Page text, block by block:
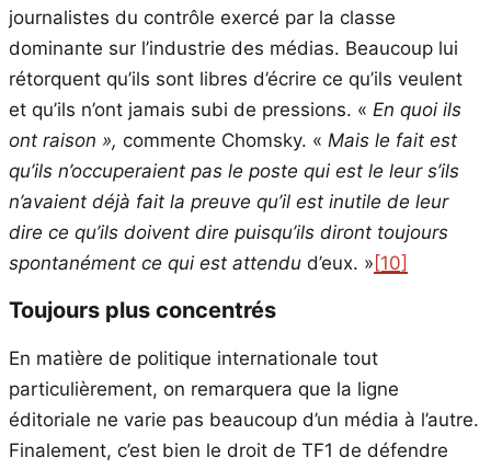
journalistes du contrôle exercé par la classe
dominante sur l’industrie des médias. Beaucoup lui
rétorquent qu’ils sont libres d’écrire ce qu’ils veulent
et qu’ils n’ont jamais subi de pressions. « En quoi ils
ont raison », commente Chomsky. « Mais le fait est
qu’ils n’occuperaient pas le poste qui est le leur s’ils
n’avaient déjà fait la preuve qu’il est inutile de leur
dire ce qu’ils doivent dire puisqu’ils diront toujours
spontanément ce qui est attendu d’eux. » [10]
Toujours plus concentrés
En matière de politique internationale tout
particulièrement, on remarquera que la ligne
éditoriale ne varie pas beaucoup d’un média à l’autre.
Finalement, c’est bien le droit de TF1 de défendre